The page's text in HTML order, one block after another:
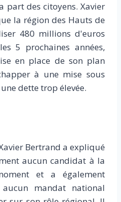
part des citoyens. Xavier
la région des Hauts de
480 millions d'euros
5 prochaines années,
en place de son plan
à une mise sous
dette trop élevée.
Bertrand a expliqué
aucun candidat à la
et a également
mandat national